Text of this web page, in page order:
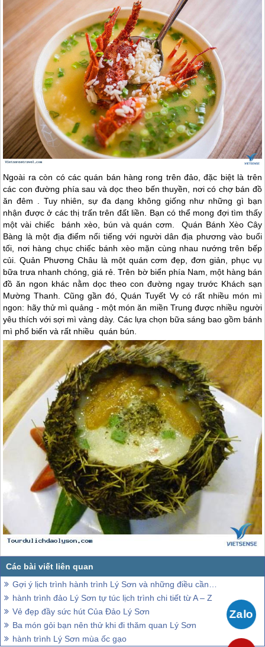
Ngoài ra còn có các quán bán hàng rong trên đảo, đặc biệt là trên
các con đường phía sau và dọc theo bến thuyền, nơi có chợ bán đồ
ăn đêm . Tuy nhiên, sự đa dạng không giống như những gì bạn
nhận được ở các thị trấn trên đất liền. Bạn có thể mong đợi tìm thấy
một vài chiếc bánh xèo, bún và quán cơm. Quán Bánh Xèo Cây
Bàng là một địa điểm nổi tiếng với người dân địa phương vào buổi
tối, nơi hàng chục chiếc bánh xèo mặn cùng nhau nướng trên bếp
củi. Quản Phương Châu là một quán cơm đẹp, đơn giản, phục vụ
bữa trưa nhanh chóng, giá rẻ. Trên bờ biển phía Nam, một hàng bán
đồ ăn ngon khác nằm dọc theo con đường ngay trước Khách sạn
Mường Thanh. Cũng gần đó, Quán Tuyết Vy có rất nhiều món mì
ngon: hãy thử mì quảng - một món ăn miền Trung được nhiều người
yêu thích với sợi mì vàng dày. Các lựa chọn bữa sáng bao gồm bánh
mì phổ biến và rất nhiều quán bún.
Gợi ý lịch trình hành trình Lý Sơn và những điều cần biết
hành trình đảo Lý Sơn tự túc lịch trình chi tiết từ A – Z
Vẻ đẹp đầy sức hút Của Đảo Lý Sơn
Ba món gỏi bạn nên thử khi đi thăm quan Lý Sơn
hành trình Lý Sơn mùa ốc gạo